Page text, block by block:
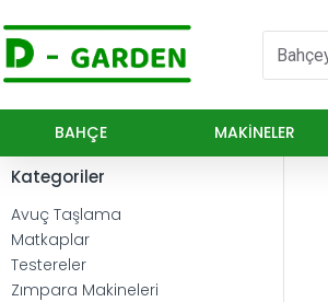
BAHÇE MAKINELER
Kategoriler
Avuç Taşlama
Matkaplar
Testereler
Zımpara Makineleri